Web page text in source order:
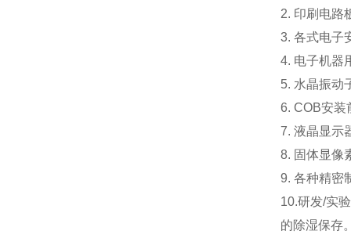
2. 印刷电路
3. 各式电子
4. 电子机器
5. 水晶振动
6. COB安装
7. 液晶显示
8. 固体显像
9. 各种精密
10.研发/实
的除湿保存